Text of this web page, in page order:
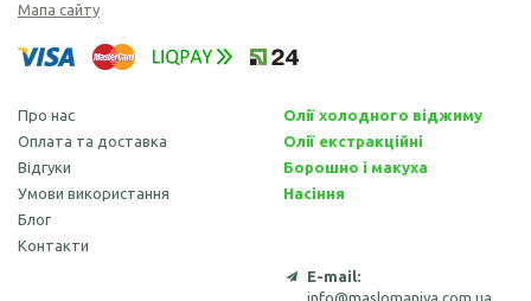
Мапа сайту
Про нас
Оплата та доставка
Відгуки
Умови використання
Блог
Контакти
Олії холодного віджиму
Олії екстракційні
Борошно і макуха
Насіння
E-mail: